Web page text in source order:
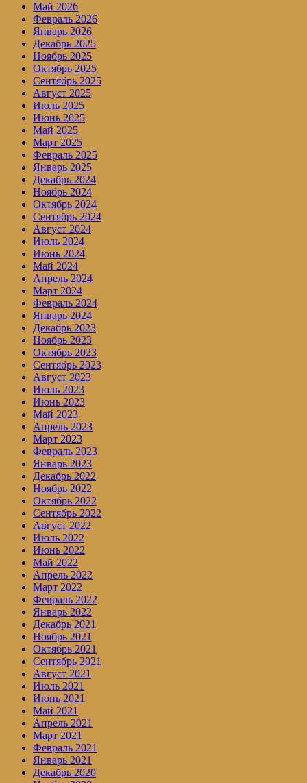
Май 2026
Февраль 2026
Январь 2026
Декабрь 2025
Ноябрь 2025
Октябрь 2025
Сентябрь 2025
Август 2025
Июль 2025
Июнь 2025
Май 2025
Март 2025
Февраль 2025
Январь 2025
Декабрь 2024
Ноябрь 2024
Октябрь 2024
Сентябрь 2024
Август 2024
Июль 2024
Июнь 2024
Май 2024
Апрель 2024
Март 2024
Февраль 2024
Январь 2024
Декабрь 2023
Ноябрь 2023
Октябрь 2023
Сентябрь 2023
Август 2023
Июль 2023
Июнь 2023
Май 2023
Апрель 2023
Март 2023
Февраль 2023
Январь 2023
Декабрь 2022
Ноябрь 2022
Октябрь 2022
Сентябрь 2022
Август 2022
Июль 2022
Июнь 2022
Май 2022
Апрель 2022
Март 2022
Февраль 2022
Январь 2022
Декабрь 2021
Ноябрь 2021
Октябрь 2021
Сентябрь 2021
Август 2021
Июль 2021
Июнь 2021
Май 2021
Апрель 2021
Март 2021
Февраль 2021
Январь 2021
Декабрь 2020